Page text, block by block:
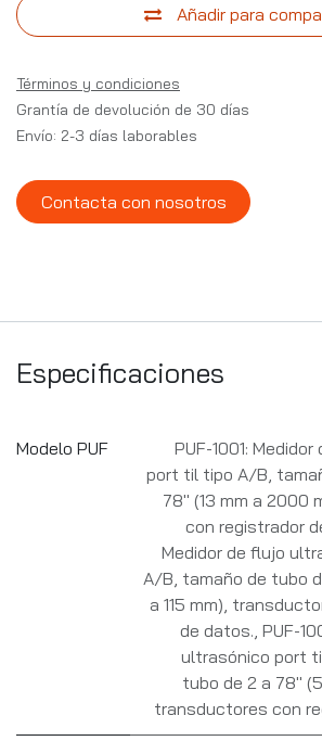
Añadir para
Términos y condiciones
Grantía de devolución de 30 días
Envío: 2-3 días laborables
Contacta con nosotros
Especificaciones
Modelo PUF
PUF-1001:
port til tipo A/B,
78" (13 mm a 2000
con registrador
Medidor de flujo
A/B, tamaño de tubo
a 115 mm),
de datos. PUF-
ultrasónico port
tubo de 2 a 78"
transductores con